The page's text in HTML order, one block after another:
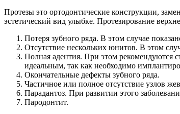
Протезы это ортодонтические конструкции,
эстетический вид улыбке. Протезирование
Потеря зубного ряда. В этом случае
Отсутствие нескольких юнитов. В этом
Полная адентия. При этом рекомендуются
идеальным, так как необходимо
Окончательные дефекты зубного ряда.
Частичное или полное отсутствие узлов
Парадантоз. При развитии этого
Пародонтит.